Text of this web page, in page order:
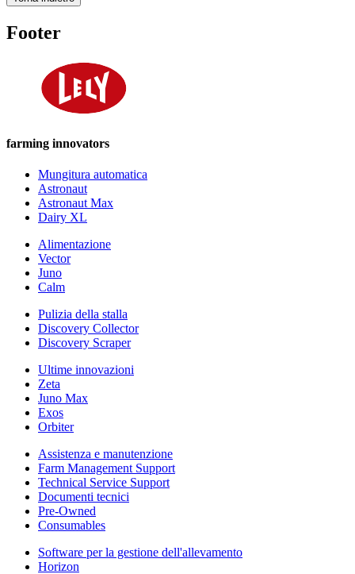
Footer
farming innovators
Mungitura automatica
Astronaut
Astronaut Max
Dairy XL
Alimentazione
Vector
Juno
Calm
Pulizia della stalla
Discovery Collector
Discovery Scraper
Ultime innovazioni
Zeta
Juno Max
Exos
Orbiter
Assistenza e manutenzione
Farm Management Support
Technical Service Support
Documenti tecnici
Pre-Owned
Consumables
Software per la gestione dell'allevamento
Horizon